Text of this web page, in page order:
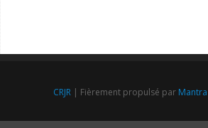
CRJR | Fièrement propulsé par Mantra